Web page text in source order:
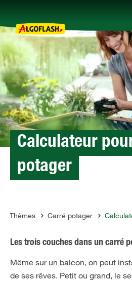
Nos produits
Conseils
Thèmes
Qui sommes-nous ?
Calculateur
potager
Thèmes Carré potager
Les trois couches dans un carré
Même sur un balcon, on peut
de ses rêves. Petit ou grand, le